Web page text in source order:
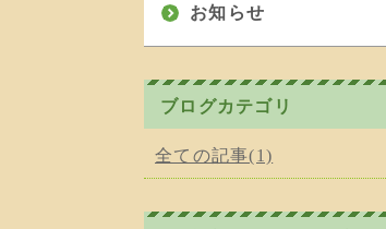
お知らせ
ブログカテゴリ
全ての記事(1)